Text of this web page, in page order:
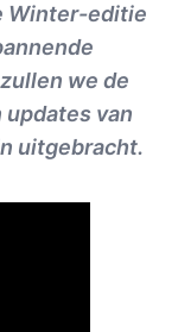
Winter-editie
we de
van
uitgebracht.